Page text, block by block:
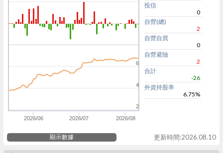
2026/06 2026/07 2026/08
2
4
6
投信
0
自營(總)
2
自營自買
0
自營避險
2
合計
-26
外資持股率
6.75%
顯示數據 更新時間:2026.08.10